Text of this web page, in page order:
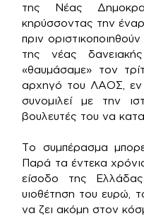
της Νέας
κηρύσσοντας την
πριν
της νέας
«θαυμάσαμε» τον
αρχηγό του ΛΑΟΣ, εν
συνομιλεί με την
βουλευτές του να
Το συμπέρασμα
Παρά τα έντεκα
είσοδο της
υιοθέτηση του ευρώ,
να ζει ακόμη στον